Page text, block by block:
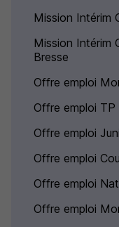
Mission Intérim
Mission Intérim
Bresse
Offre emploi
Offre emploi TP
Offre emploi
Offre emploi
Offre emploi
Offre emploi